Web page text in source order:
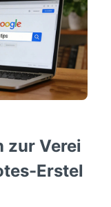
zur Verei
Erstel